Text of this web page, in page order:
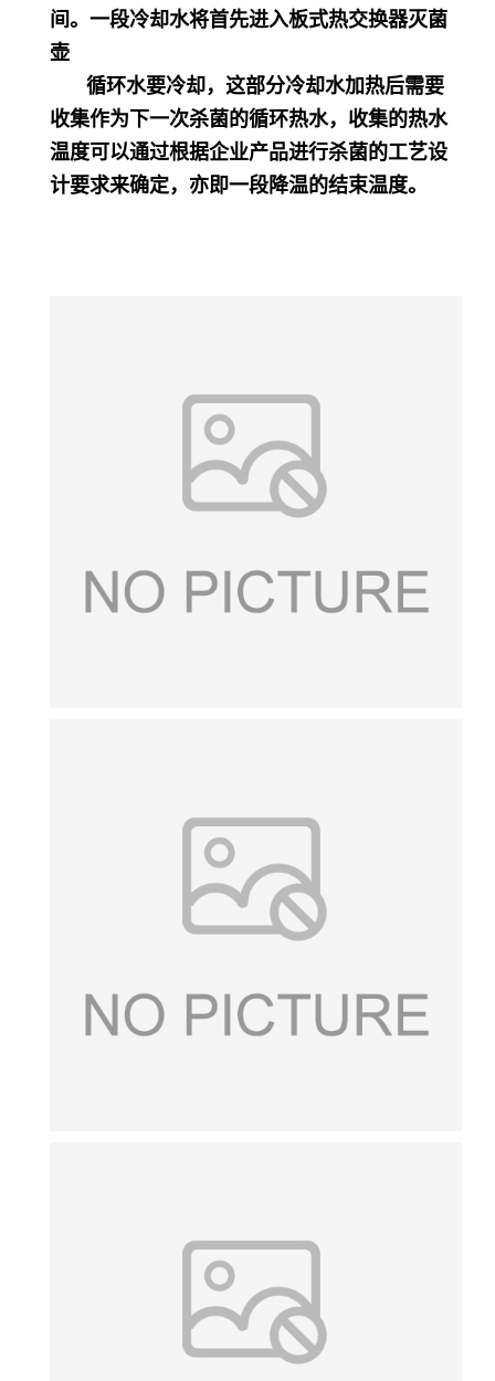
间。一段冷却水将首先进入板式热交换器灭菌
壶
循环水要冷却，这部分冷却水加热后需要
收集作为下一次杀菌的循环热水，收集的热水
温度可以通过根据企业产品进行杀菌的工艺设
计要求来确定，亦即一段降温的结束温度。